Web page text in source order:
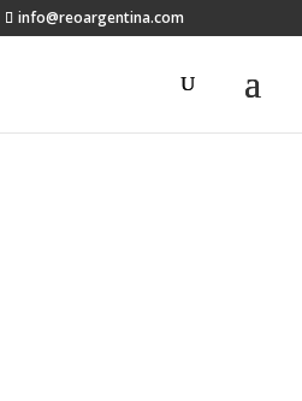
info@reoargentina.com